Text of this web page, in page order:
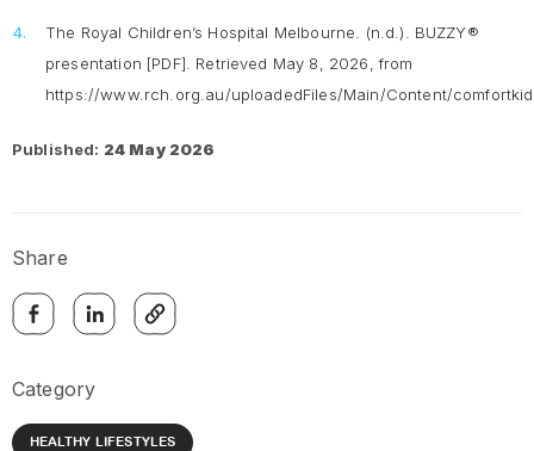
The Royal Children’s Hospital Melbourne. (n.d.). BUZZY®
presentation [PDF]. Retrieved May 8, 2026, from
https://www.rch.org.au/uploadedFiles/Main/Content/
Published: 24 May 2026
Share
Category
HEALTHY LIFESTYLES